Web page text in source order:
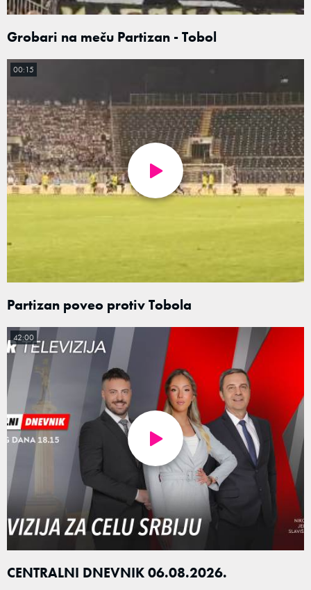
Grobari na meču Partizan - Tobol
Partizan poveo protiv Tobola
00:15
CENTRALNI DNEVNIK 06.08.2026.
42:00